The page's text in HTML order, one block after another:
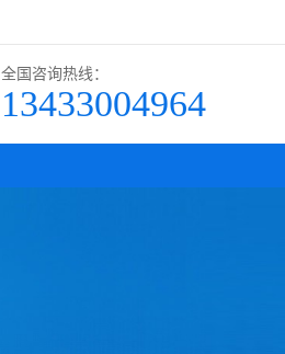
全国咨询热线：
13433004964